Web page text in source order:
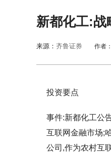
新都化工:战
来源： 齐鲁证券 作者：
投资要点
事件:新都化工公
互联网金融市场;
公司,作为农村互